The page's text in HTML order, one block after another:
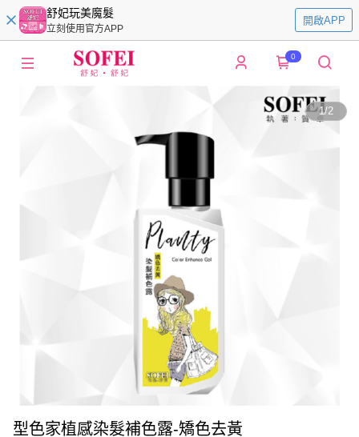
舒妃玩美魔髮
立刻使用官方APP
開啟APP
0
1/2
型色家植感染髮補色露-矯色去黃